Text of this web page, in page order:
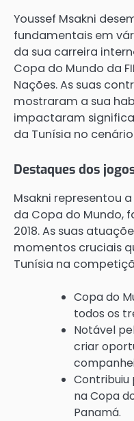
Youssef Msakni
fundamentais em
da sua carreira
Copa do Mundo da
Nações. As suas
mostraram a sua
impactaram
da Tunísia no
Destaques dos
Msakni representou
da Copa do Mundo,
2018. As suas
momentos cruciais
Tunísia na
Copa do
todos os
Notável
criar
Contribuiu
na Copa
Panamá.